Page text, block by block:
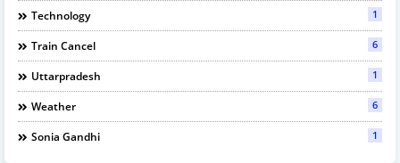
Technology 1
Train Cancel 6
Uttarpradesh 1
Weather 6
Sonia Gandhi 1